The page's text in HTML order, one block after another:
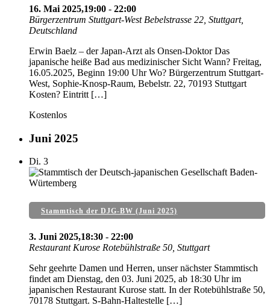
16. Mai 2025,19:00 - 22:00
Bürgerzentrum Stuttgart-West Bebelstrasse 22, Stuttgart,
Deutschland
Erwin Baelz – der Japan-Arzt als Onsen-Doktor Das
japanische heiße Bad aus medizinischer Sicht Wann? Freitag,
16.05.2025, Beginn 19:00 Uhr Wo? Bürgerzentrum Stuttgart-
West, Sophie-Knosp-Raum, Bebelstr. 22, 70193 Stuttgart
Kosten? Eintritt […]
Kostenlos
Juni 2025
Di. 3
Stammtisch der DJG-BW (Juni 2025)
3. Juni 2025,18:30 - 22:00
Restaurant Kurose Rotebühlstraße 50, Stuttgart
Sehr geehrte Damen und Herren, unser nächster Stammtisch
findet am Dienstag, den 03. Juni 2025, ab 18:30 Uhr im
japanischen Restaurant Kurose statt. In der Rotebühlstraße 50,
70178 Stuttgart. S-Bahn-Haltestelle […]